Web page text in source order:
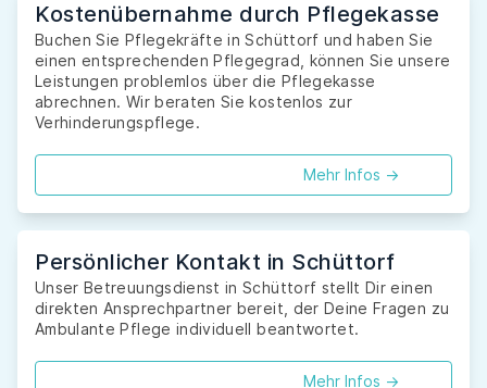
Kostenübernahme durch Pflegekasse
Buchen Sie Pflegekräfte in Schüttorf und haben Sie
einen entsprechenden Pflegegrad, können Sie unsere
Leistungen problemlos über die Pflegekasse
abrechnen. Wir beraten Sie kostenlos zur
Verhinderungspflege.
Mehr Infos ->
Persönlicher Kontakt in Schüttorf
Unser Betreuungsdienst in Schüttorf stellt Dir einen
direkten Ansprechpartner bereit, der Deine Fragen zu
Ambulante Pflege individuell beantwortet.
Mehr Infos ->